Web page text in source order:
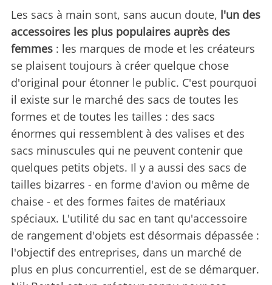
Les sacs à main sont, sans aucun doute, l'un des
accessoires les plus populaires auprès des
femmes : les marques de mode et les créateurs
se plaisent toujours à créer quelque chose
d'original pour étonner le public. C'est pourquoi
il existe sur le marché des sacs de toutes les
formes et de toutes les tailles : des sacs
énormes qui ressemblent à des valises et des
sacs minuscules qui ne peuvent contenir que
quelques petits objets. Il y a aussi des sacs de
tailles bizarres - en forme d'avion ou même de
chaise - et des formes faites de matériaux
spéciaux. L'utilité du sac en tant qu'accessoire
de rangement d'objets est désormais dépassée :
l'objectif des entreprises, dans un marché de
plus en plus concurrentiel, est de se démarquer.